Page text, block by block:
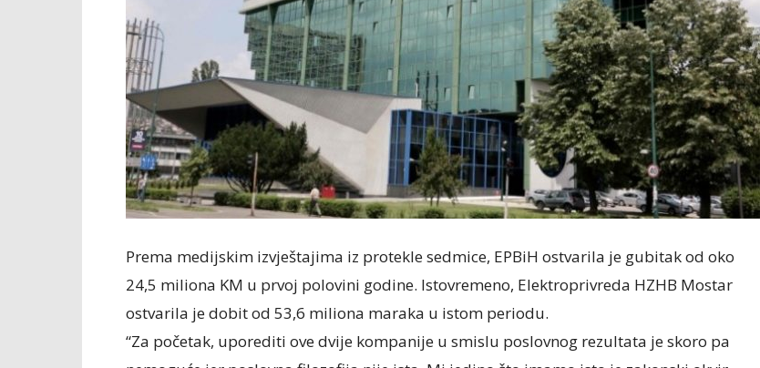
Prema medijskim izvještajima iz protekle sedmice, EPBiH ostvarila je gubitak od oko
24,5 miliona KM u prvoj polovini godine. Istovremeno, Elektroprivreda HZHB Mostar
ostvarila je dobit od 53,6 miliona maraka u istom periodu.
“Za početak, uporediti ove dvije kompanije u smislu poslovnog rezultata je skoro pa